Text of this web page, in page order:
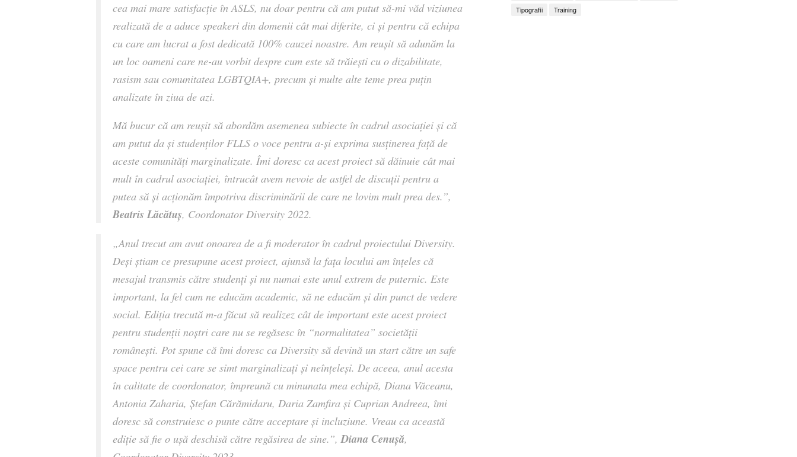
cea mai mare satisfacție în ASLS, nu doar pentru că am putut să-mi văd viziunea
realizată de a aduce speakeri din domenii cât mai diferite, ci și pentru că echipa
cu care am lucrat a fost dedicată 100% cauzei noastre. Am reușit să adunăm la
un loc oameni care ne-au vorbit despre cum este să trăiești cu o dizabilitate,
rasism sau comunitatea LGBTQIA+, precum și multe alte teme prea puțin
analizate în ziua de azi.
Mă bucur că am reușit să abordăm asemenea subiecte în cadrul asociației și că
am putut da și studenților FLLS o voce pentru a-și exprima susținerea față de
aceste comunități marginalizate. Îmi doresc ca acest proiect să dăinuie cât mai
mult în cadrul asociației, întrucât avem nevoie de astfel de discuții pentru a
putea să și acționăm împotriva discriminării de care ne lovim mult prea des.”,
Beatris Lăcătuș, Coordonator Diversity 2022.
„Anul trecut am avut onoarea de a fi moderator în cadrul proiectului Diversity.
Deși știam ce presupune acest proiect, ajunsă la fața locului am înțeles că
mesajul transmis către studenți și nu numai este unul extrem de puternic. Este
important, la fel cum ne educăm academic, să ne educăm și din punct de vedere
social. Ediția trecută m-a făcut să realizez cât de important este acest proiect
pentru studenții noștri care nu se regăsesc în “normalitatea” societății
românești. Pot spune că îmi doresc ca Diversity să devină un start către un safe
space pentru cei care se simt marginalizați și neînțeleși. De aceea, anul acesta
în calitate de coordonator, împreună cu minunata mea echipă, Diana Văceanu,
Antonia Zaharia, Ștefan Cărămidaru, Daria Zamfira și Cuprian Andreea, îmi
doresc să construiesc o punte către acceptare și incluziune. Vreau ca această
ediție să fie o ușă deschisă către regăsirea de sine.”, Diana Cenușă,
Tipografii
Training